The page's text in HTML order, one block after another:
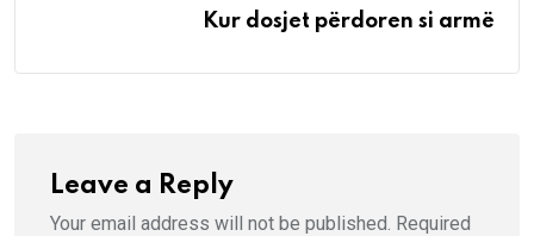
Kur dosjet përdoren si armë
Leave a Reply
Your email address will not be published. Required